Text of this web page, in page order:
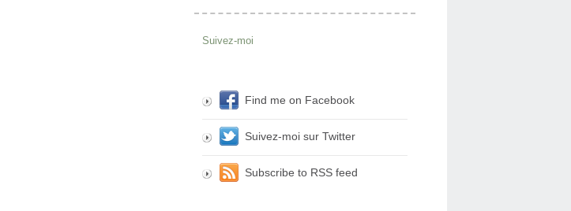
Suivez-moi
Find me on Facebook
Suivez-moi sur Twitter
Subscribe to RSS feed